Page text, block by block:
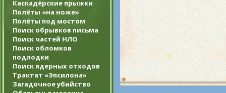
Каскадёрские прыжки
Полёты «на ноже»
Полёты под мостом
Поиск обрывков письма
Поиск частей НЛО
Поиск обломков
подлодки
Поиск ядерных отходов
Трактат «Эпсилона»
Загадочное убийство